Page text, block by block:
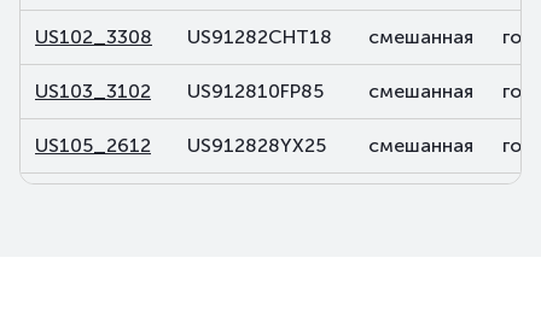
US102_3308 US91282CHT18 смешанная
US103_3102 US912810FP85 смешанная
US105_2612 US912828YX25 смешанная